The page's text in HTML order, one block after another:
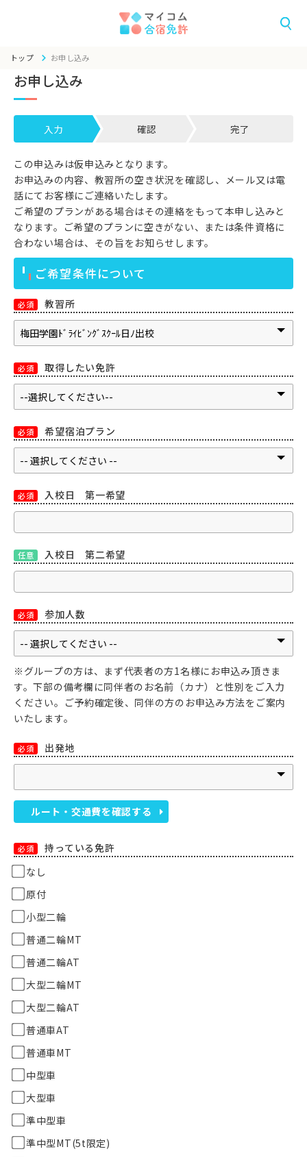
トップ お申し込み
お申し込み
入力 確認 完了
この申込みは仮申込みとなります。
お申込みの内容、教習所の空き状況を確認し、メール又は電
話にてお客様にご連絡いたします。
ご希望のプランがある場合はその連絡をもって本申し込みと
なります。ご希望のプランに空きがない、または条件資格に
合わない場合は、その旨をお知らせします。
ご希望条件について
必須 教習所
必須 取得したい免許
必須 希望宿泊プラン
必須 入校日 第一希望
任意 入校日 第二希望
必須 参加人数
※グループの方は、まず代表者の方1名様にお申込み頂きま
す。下部の備考欄に同伴者のお名前（カナ）と性別をご入力
ください。ご予約確定後、同伴の方のお申込み方法をご案内
いたします。
必須 出発地
ルート・交通費を確認する
必須
持っている免許
なし
原付
小型二輪
普通二輪MT
普通二輪AT
大型二輪MT
大型二輪AT
普通車AT
普通車MT
中型車
大型車
準中型車
準中型MT(5t限定)